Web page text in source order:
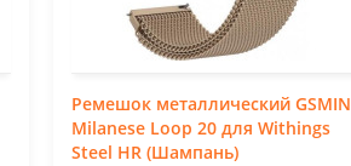
Ремешок металлический GSMIN
Milanese Loop 20 для Withings
Steel HR (Шампань)